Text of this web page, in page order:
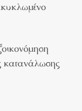
κατανάλωσης